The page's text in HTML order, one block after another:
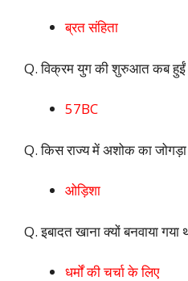
ब्रत संहिता
Q. विक्रम युग की शुरुआत कब हुईं
57BC
Q. किस राज्य में अशोक का जोगड़ा
ओड़िशा
Q. इबादत खाना क्यों बनवाया गया
धर्मों की चर्चा के लिए